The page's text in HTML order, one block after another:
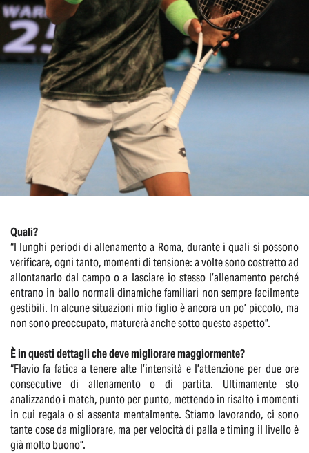
Quali?
“I lunghi periodi di allenamento a Roma, durante i quali si possono
verificare, ogni tanto, momenti di tensione: a volte sono costretto ad
allontanarlo dal campo o a lasciare io stesso l’allenamento perché
entrano in ballo normali dinamiche familiari non sempre facilmente
gestibili. In alcune situazioni mio figlio è ancora un po’ piccolo, ma
non sono preoccupato, maturerà anche sotto questo aspetto”.
È in questi dettagli che deve migliorare maggiormente?
“Flavio fa fatica a tenere alte l’intensità e l’attenzione per due ore
consecutive di allenamento o di partita. Ultimamente sto
analizzando i match, punto per punto, mettendo in risalto i momenti
in cui regala o si assenta mentalmente. Stiamo lavorando, ci sono
tante cose da migliorare, ma per velocità di palla e timing il livello è
già molto buono”.